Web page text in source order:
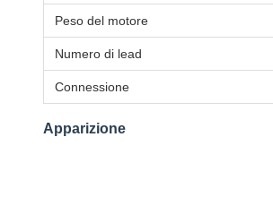
Peso del motore
Numero di lead
Connessione
Apparizione